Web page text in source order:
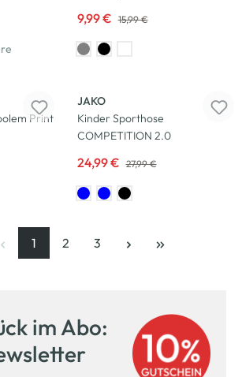
9,99 € 15,99 €
Print
JAKO
Kinder Sporthose
COMPETITION 2.0
24,99 € 27,99 €
Seite
1
, aktuelle Seite
Seite
2
Seite
3
im Abo: